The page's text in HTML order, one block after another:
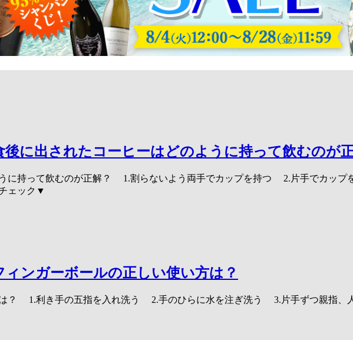
答
後に出されたコーヒーはどのように持って飲むのが
に持って飲むのが正解？ 1.割らないよう両手でカップを持つ 2.片手でカッ
ェック▼
ィンガーボールの正しい使い方は？
？ 1.利き手の五指を入れ洗う 2.手のひらに水を注ぎ洗う 3.片手ずつ親指、